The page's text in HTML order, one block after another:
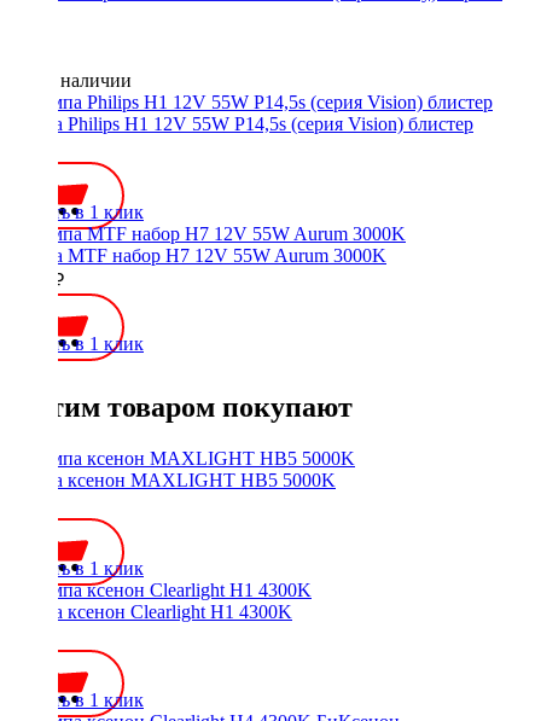
Нет в наличии
Лампа Philips H1 12V 55W P14,5s (серия Vision) блистер
Купить в 1 клик
Лампа MTF набор H7 12V 55W Aurum 3000K
1650 ₽
Купить в 1 клик
С этим товаром покупают
Лампа ксенон MAXLIGHT HB5 5000K
Купить в 1 клик
Лампа ксенон Clearlight H1 4300K
Купить в 1 клик